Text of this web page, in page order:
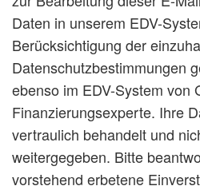
Daten in unserem EDV-
Berücksichtigung der
Datenschutzbestimmungen
ebenso im EDV-System von
Finanzierungsexperte. Ihre
vertraulich behandelt und
weitergegeben. Bitte
vorstehend erbetene